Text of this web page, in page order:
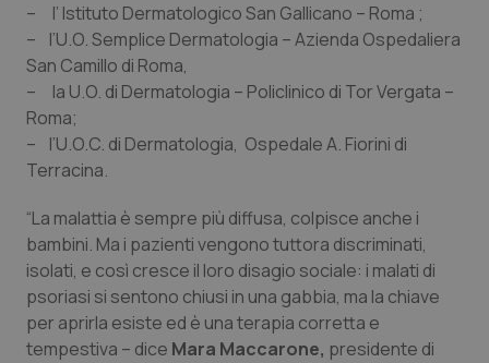
– l’ Istituto Dermatologico San Gallicano – Roma ;
– l’U.O. Semplice Dermatologia – Azienda Ospedaliera
San Camillo di Roma,
– la U.O. di Dermatologia – Policlinico di Tor Vergata –
Roma;
– l’U.O.C. di Dermatologia, Ospedale A. Fiorini di
Terracina.
“La malattia è sempre più diffusa, colpisce anche i
bambini. Ma i pazienti vengono tuttora discriminati,
isolati, e così cresce il loro disagio sociale: i malati di
psoriasi si sentono chiusi in una gabbia, ma la chiave
per aprirla esiste ed è una terapia corretta e
tempestiva – dice Mara Maccarone, presidente di